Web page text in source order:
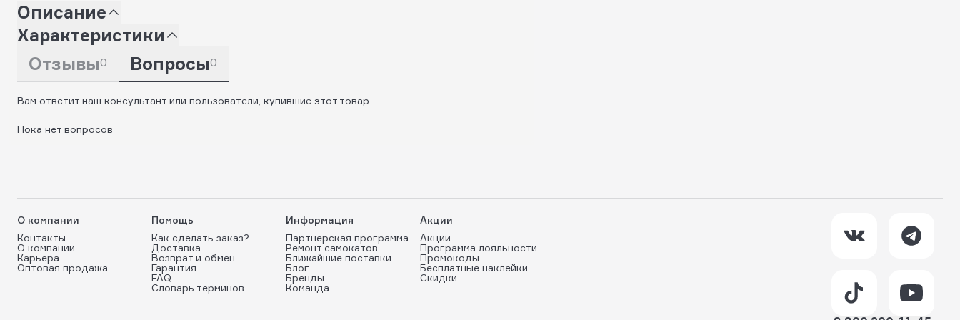
Описание
Характеристики
Отзывы0 Вопросы0
Вам ответит наш консультант или пользователи, купившие этот товар.
Пока нет вопросов
О компании
Контакты
О компании
Карьера
Оптовая продажа
Помощь
Как сделать заказ?
Доставка
Возврат и обмен
Гарантия
FAQ
Словарь терминов
Информация
Партнерская программа
Ремонт самокатов
Ближайшие поставки
Блог
Бренды
Команда
Акции
Акции
Программа лояльности
Промокоды
Бесплатные наклейки
Скидки